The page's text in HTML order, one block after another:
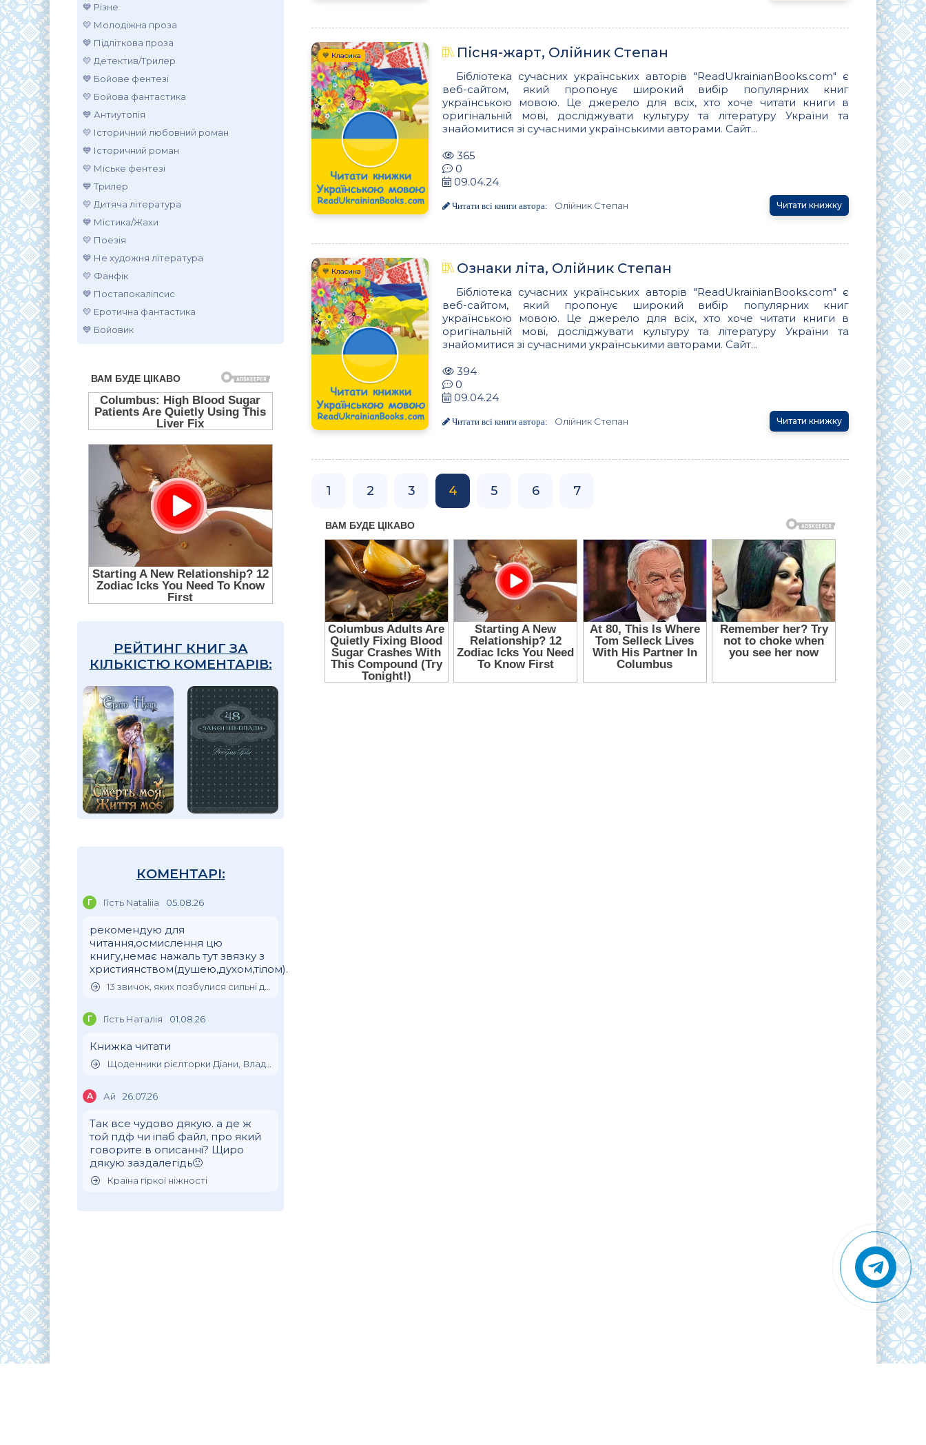
💙 Різне
💛 Молодіжна проза
💙 Підліткова проза
💛 Детектив/Трилер
💙 Бойове фентезі
💛 Бойова фантастика
💙 Антиутопія
💛 Історичний любовний роман
💙 Історичний роман
💛 Міське фентезі
💙 Трилер
💛 Дитяча література
💙 Містика/Жахи
💛 Поезія
💙 Не художня література
💛 Фанфік
💙 Постапокаліпсис
💛 Еротична фантастика
💙 Бойовик
РЕЙТИНГ КНИГ ЗА
КІЛЬКІСТЮ КОМЕНТАРІВ:
КОМЕНТАРІ:
Г Гість Nataliia 05.08.26
рекомендую для
читання,осмислення цю
книгу,немає нажаль тут звязку з
християнством(душею,духом,тілом).
13 звичок, яких позбулися сильні духом люди
Г Гість Наталія 01.08.26
Книжка читати
Щоденники рієлторки Діани, Влада Клімова
А Ай 26.07.26
Так все чудово дякую. а де ж
той пдф чи іпаб файл, про який
говорите в описанні? Щиро
дякую заздалегідь🙂
Країна гіркої ніжності
💙 Класика Пісня-жарт, Олійник Степан
Бібліотека сучасних українських авторів "ReadUkrainianBooks.com" є
веб-сайтом, який пропонує широкий вибір популярних книг
українською мовою. Це джерело для всіх, хто хоче читати книги в
оригінальній мові, досліджувати культуру та літературу України та
знайомитися зі сучасними українськими авторами. Сайт...
365
0
09.04.24
Читати всі книги автора: Олійник Степан Читати книжку
💙 Класика Ознаки літа, Олійник Степан
Бібліотека сучасних українських авторів "ReadUkrainianBooks.com" є
веб-сайтом, який пропонує широкий вибір популярних книг
українською мовою. Це джерело для всіх, хто хоче читати книги в
оригінальній мові, досліджувати культуру та літературу України та
знайомитися зі сучасними українськими авторами. Сайт...
394
0
09.04.24
Читати всі книги автора: Олійник Степан Читати книжку
1 2 3 4 5 6 7